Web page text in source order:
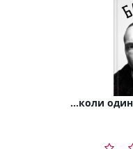
...коли один